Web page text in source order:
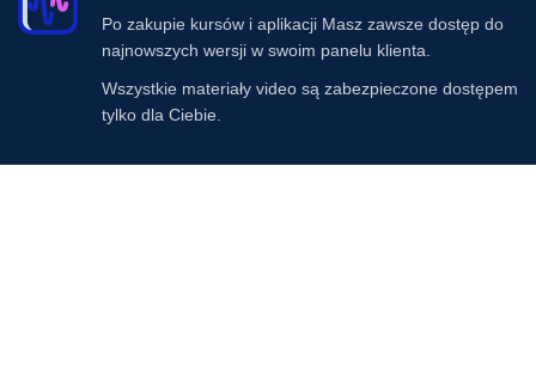
Po zakupie kursów i aplikacji Masz zawsze dostęp do
najnowszych wersji w swoim panelu klienta.
Wszystkie materiały video są zabezpieczone dostępem
tylko dla Ciebie.